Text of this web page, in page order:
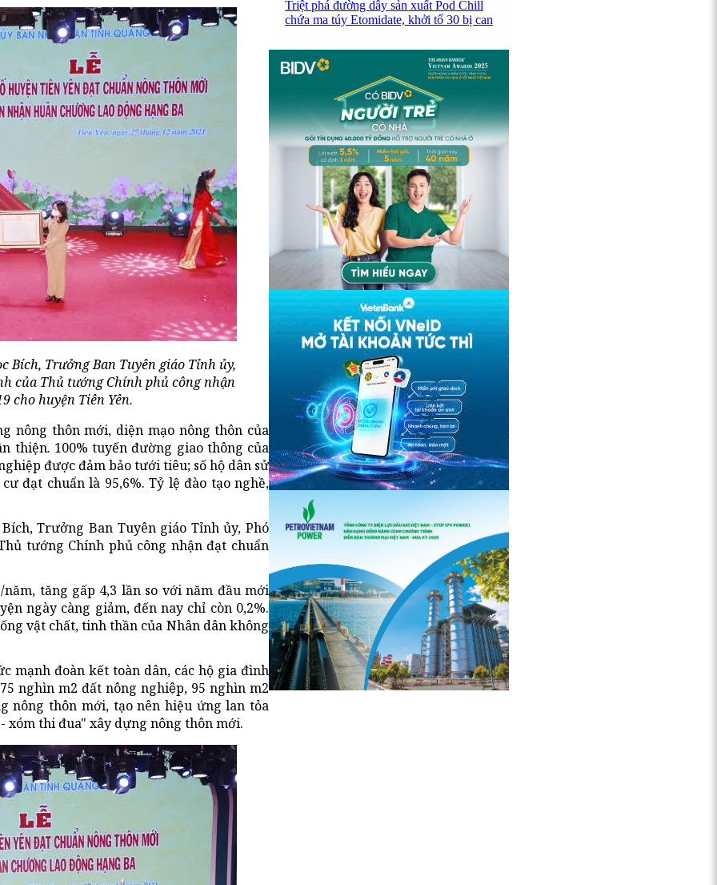
Bích, Trưởng Ban Tuyên giáo Tỉnh ủy,
của Thủ tướng Chính phủ công nhận
cho huyện Tiên Yên.
nông thôn mới, diện mạo nông thôn của
thiện. 100% tuyến đường giao thông của
được đảm bảo tưới tiêu; số hộ dân sử
đạt chuẩn là 95,6%. Tỷ lệ đào tạo nghề,
Trưởng Ban Tuyên giáo Tỉnh ủy, Phó
tướng Chính phủ công nhận đạt chuẩn
tăng gấp 4,3 lần so với năm đầu mới
ngày càng giảm, đến nay chỉ còn 0,2%.
vật chất, tinh thần của Nhân dân không
mạnh đoàn kết toàn dân, các hộ gia đình
nghìn m2 đất nông nghiệp, 95 nghìn m2
nông thôn mới, tạo nên hiệu ứng lan tỏa
thi đua" xây dựng nông thôn mới.
Triệt phá đường dây sản xuất Pod Chill
chứa ma túy Etomidate, khởi tố 30 bị can